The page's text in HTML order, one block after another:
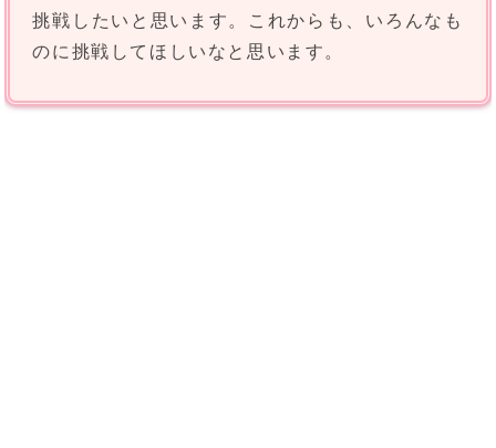
挑戦したいと思います。これからも、いろんなも
のに挑戦してほしいなと思います。